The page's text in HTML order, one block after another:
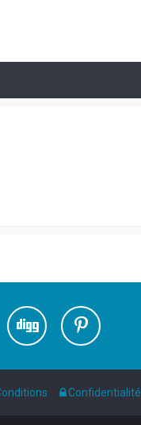
Confidentialité